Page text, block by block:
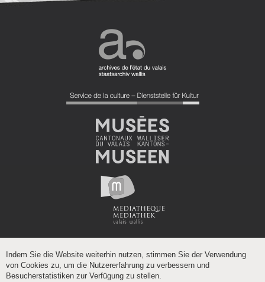
Indem Sie die Website weiterhin nutzen, stimmen Sie der Verwendung
von Cookies zu, um die Nutzererfahrung zu verbessern und
Besucherstatistiken zur Verfügung zu stellen.